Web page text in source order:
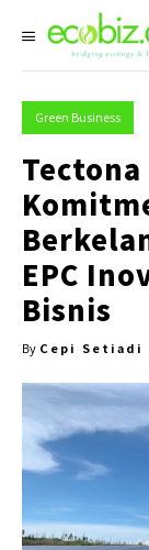
Green Business
EPC
Bisnis
By Cepi Setiadi